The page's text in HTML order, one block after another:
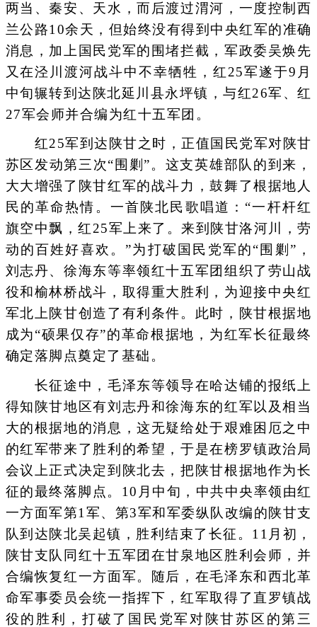
两当、秦安、天水，而后渡过渭河，一度控制西
兰公路10余天，但始终没有得到中央红军的准确
消息，加上国民党军的围堵拦截，军政委吴焕先
又在泾川渡河战斗中不幸牺牲，红25军遂于9月
中旬辗转到达陕北延川县永坪镇，与红26军、红
27军会师并合编为红十五军团。
红25军到达陕甘之时，正值国民党军对陕甘
苏区发动第三次“围剿”。这支英雄部队的到来，
大大增强了陕甘红军的战斗力，鼓舞了根据地人
民的革命热情。一首陕北民歌唱道：“一杆杆红
旗空中飘，红25军上来了。来到陕甘洛河川，劳
动的百姓好喜欢。”为打破国民党军的“围剿”，
刘志丹、徐海东等率领红十五军团组织了劳山战
役和榆林桥战斗，取得重大胜利，为迎接中央红
军北上陕甘创造了有利条件。此时，陕甘根据地
成为“硕果仅存”的革命根据地，为红军长征最终
确定落脚点奠定了基础。
长征途中，毛泽东等领导在哈达铺的报纸上
得知陕甘地区有刘志丹和徐海东的红军以及相当
大的根据地的消息，这无疑给处于艰难困厄之中
的红军带来了胜利的希望，于是在榜罗镇政治局
会议上正式决定到陕北去，把陕甘根据地作为长
征的最终落脚点。10月中旬，中共中央率领由红
一方面军第1军、第3军和军委纵队改编的陕甘支
队到达陕北吴起镇，胜利结束了长征。11月初，
陕甘支队同红十五军团在甘泉地区胜利会师，并
合编恢复红一方面军。随后，在毛泽东和西北革
命军事委员会统一指挥下，红军取得了直罗镇战
役的胜利，打破了国民党军对陕甘苏区的第三